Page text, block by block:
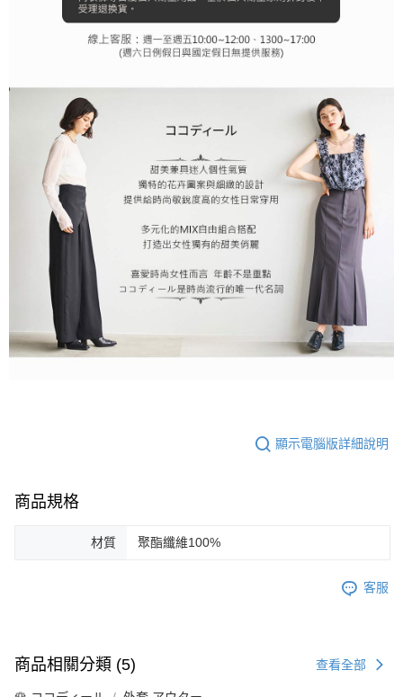
顯示電腦版詳細說明
商品規格
材質 聚酯纖維100%
客服
商品相關分類 (5) 查看全部